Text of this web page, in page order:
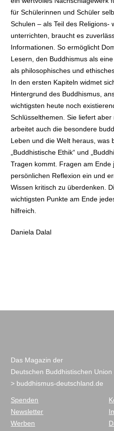
für Schülerinnen und Schüler
Schulen – als Teil des Religions-
unterrichten, braucht es
Informationen. So ermöglicht
Lesern, den Buddhismus als
als philosophisches und
In den ersten Kapiteln widmet
Hintergrund des Buddhismus,
wichtigsten heute noch
Schlüsselthemen. Sie liefert
arbeitet auch die besondere
Leben und die Welt heraus, was
„Buddhistische Ethik“ und
Tragen kommt. Fragen am Ende
persönlichen Reflexion ein und
Wissen kritisch zu überdenken.
wichtigsten Punkte am Ende
hilfreich.
Daniela Dalal
Das Magazin der
Deutschen Buddhistischen Union
> buddhismus-deutschland.de
Spenden
Newsletter
Werben